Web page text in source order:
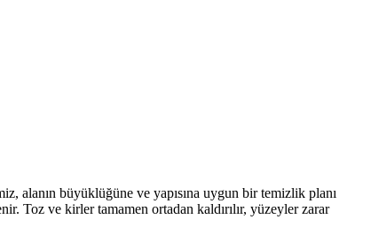
alanın büyüklüğüne ve yapısına uygun bir temizlik planı
Toz ve kirler tamamen ortadan kaldırılır, yüzeyler zarar